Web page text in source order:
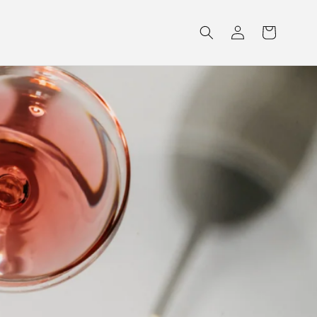
EinloggenWarenkorb